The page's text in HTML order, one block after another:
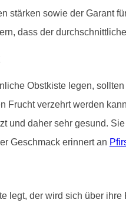
stärken sowie der Garant
dass der
Obstkiste legen,
Frucht verzehrt werden
und daher sehr gesund.
Geschmack erinnert an
legt, der wird sich über ihre